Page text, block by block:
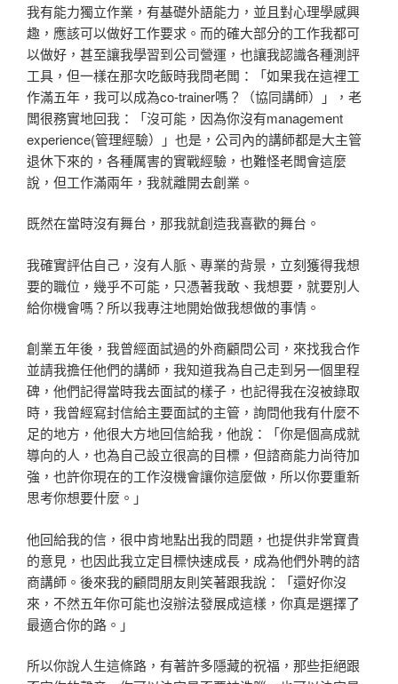
我有能力獨立作業，有基礎外語能力，並且對心理學感興
趣，應該可以做好工作要求。而的確大部分的工作我都可
以做好，甚至讓我學習到公司營運，也讓我認識各種測評
工具，但一樣在那次吃飯時我問老闆：「如果我在這裡工
作滿五年，我可以成為co-trainer嗎？（協同講師）」，老
闆很務實地回我：「沒可能，因為你沒有management
experience(管理經驗）」也是，公司內的講師都是大主管
退休下來的，各種厲害的實戰經驗，也難怪老闆會這麼
說，但工作滿兩年，我就離開去創業。
既然在當時沒有舞台，那我就創造我喜歡的舞台。
我確實評估自己，沒有人脈、專業的背景，立刻獲得我想
要的職位，幾乎不可能，只憑著我敢、我想要，就要別人
給你機會嗎？所以我專注地開始做我想做的事情。
創業五年後，我曾經面試過的外商顧問公司，來找我合作
並請我擔任他們的講師，我知道我為自己走到另一個里程
碑，他們記得當時我去面試的樣子，也記得我在沒被錄取
時，我曾經寫封信給主要面試的主管，詢問他我有什麼不
足的地方，他很大方地回信給我，他說：「你是個高成就
導向的人，也為自己設立很高的目標，但諮商能力尚待加
強，也許你現在的工作沒機會讓你這麼做，所以你要重新
思考你想要什麼。」
他回給我的信，很中肯地點出我的問題，也提供非常寶貴
的意見，也因此我立定目標快速成長，成為他們外聘的諮
商講師。後來我的顧問朋友則笑著跟我說：「還好你沒
來，不然五年你可能也沒辦法發展成這樣，你真是選擇了
最適合你的路。」
所以你說人生這條路，有著許多隱藏的祝福，那些拒絕跟